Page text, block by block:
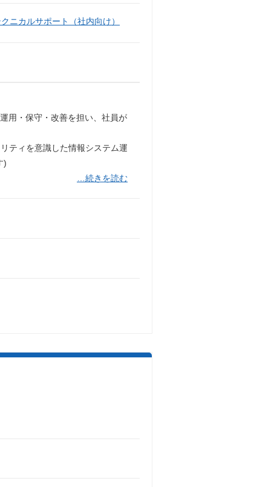
ニカルサポート（社内向け）
用・保守・改善を担い、社員が
ティを意識した情報システム運
)
…続きを読む